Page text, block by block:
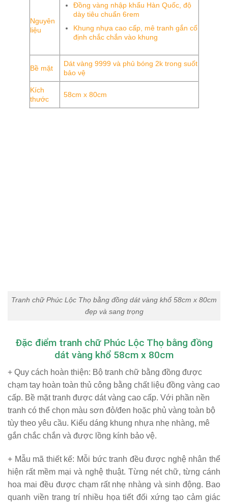
Nguyên
liệu
Đồng vàng nhập khẩu Hàn Quốc, độ
dày tiêu chuẩn 6rem
Khung nhựa cao cấp, mê tranh gắn cố
định chắc chắn vào khung
Bề mặt
Dát vàng 9999 và phủ bóng 2k trong suốt
bảo vệ
Kích
thước
58cm x 80cm
Tranh chữ Phúc Lộc Thọ bằng đồng dát vàng khổ 58cm x 80cm
đẹp và sang trọng
Đặc điểm tranh chữ Phúc Lộc Thọ bằng đồng
dát vàng khổ 58cm x 80cm
+ Quy cách hoàn thiện: Bộ tranh chữ bằng đồng được
chạm tay hoàn toàn thủ công bằng chất liệu đồng vàng cao
cấp. Bề mặt tranh được dát vàng cao cấp. Với phần nền
tranh có thể chọn màu sơn đỏ/đen hoặc phủ vàng toàn bộ
tùy theo yêu cầu. Kiểu dáng khung nhựa nhẹ nhàng, mê
gắn chắc chắn và được lồng kính bảo vệ.
+ Mẫu mã thiết kế: Mỗi bức tranh đều được nghệ nhân thể
hiện rất mềm mại và nghệ thuật. Từng nét chữ, từng cánh
hoa mai đều được chạm rất nhẹ nhàng và sinh động. Bao
quanh viền trang trí nhiều họa tiết đối xứng tạo cảm giác